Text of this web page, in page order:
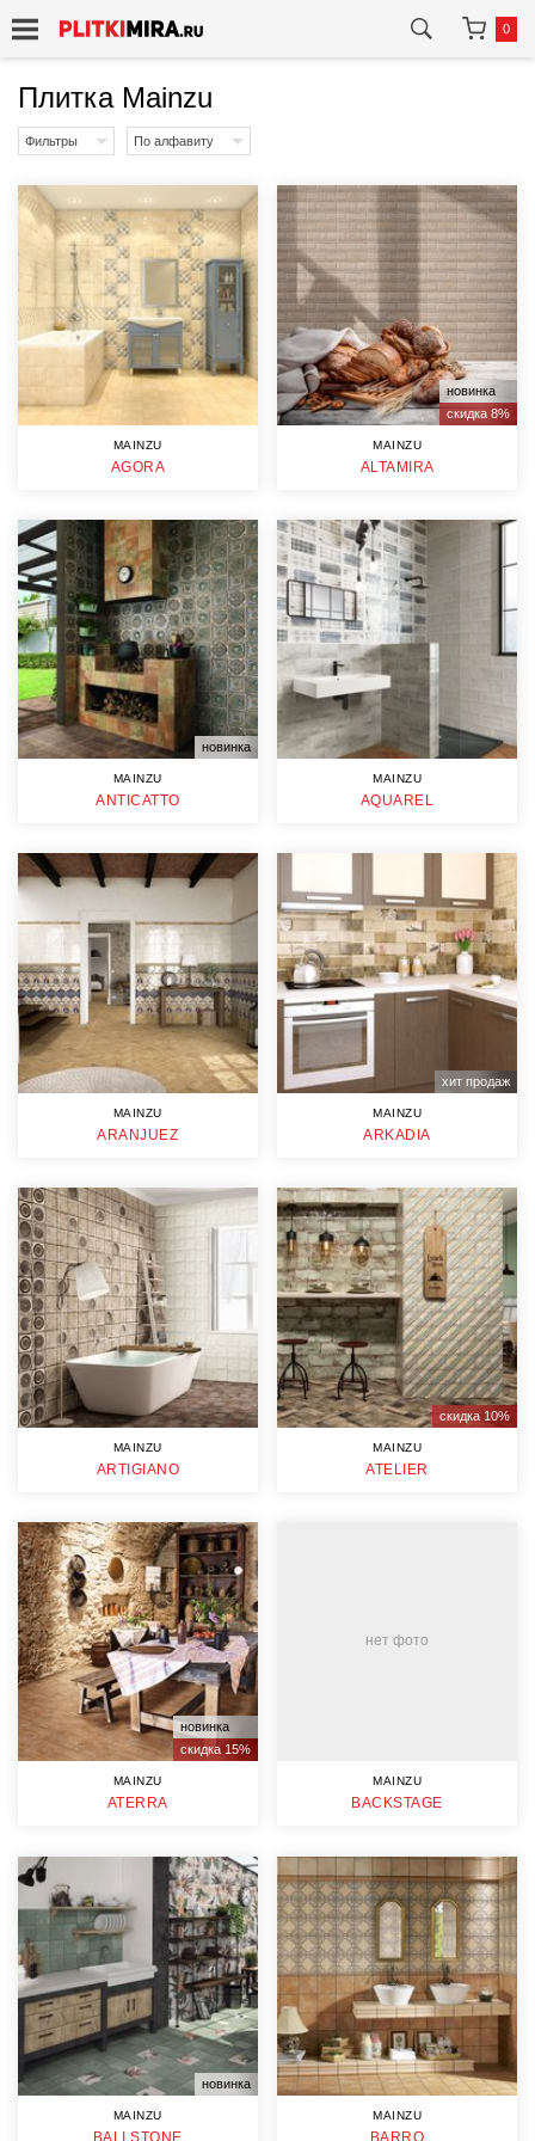
0
Плитка Mainzu
Фильтры По алфавиту
MAINZU
AGORA
новинка
скидка 8%
MAINZU
ALTAMIRA
новинка
MAINZU
ANTICATTO
MAINZU
AQUAREL
MAINZU
ARANJUEZ
хит продаж
MAINZU
ARKADIA
MAINZU
ARTIGIANO
скидка 10%
MAINZU
ATELIER
новинка
скидка 15%
MAINZU
ATERRA
нет фото
MAINZU
BACKSTAGE
новинка
MAINZU
BALI STONE
MAINZU
BARRO